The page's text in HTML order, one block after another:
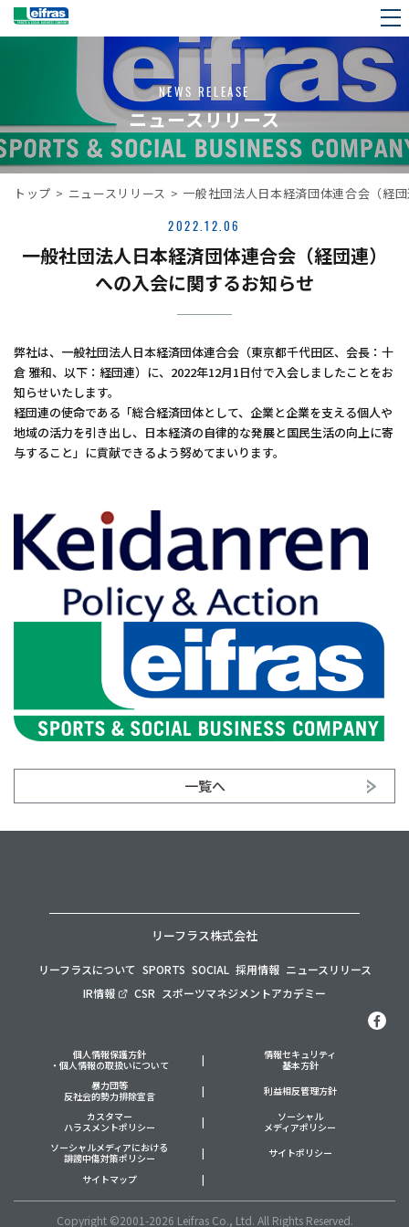
NEWS RELEASE
ニュースリリース
トップ > ニュースリリース > 一般社団法人日本経済団体連合会（経
2022.12.06
一般社団法人日本経済団体連合会（経団連）
への入会に関するお知らせ
弊社は、一般社団法人日本経済団体連合会（東京都千代田区、会長：十
倉 雅和、以下：経団連）に、2022年12月1日付で入会しましたことをお
知らせいたします。
経団連の使命である「総合経済団体として、企業と企業を支える個人や
地域の活力を引き出し、日本経済の自律的な発展と国民生活の向上に寄
与すること」に貢献できるよう努めてまいります。
一覧へ
リーフラス株式会社
リーフラスについて SPORTS SOCIAL 採用情報 ニュースリリース
IR情報
CSR スポーツマネジメントアカデミー
個人情報保護方針
・個人情報の取扱いについて
情報セキュリティ
基本方針
暴力団等
反社会的勢力排除宣言
利益相反管理方針
カスタマー
ハラスメントポリシー
ソーシャル
メディアポリシー
ソーシャルメディアにおける
誹謗中傷対策ポリシー
サイトポリシー
サイトマップ
Copyright ©2001-2026 Leifras Co., Ltd. All Rights Reserved.